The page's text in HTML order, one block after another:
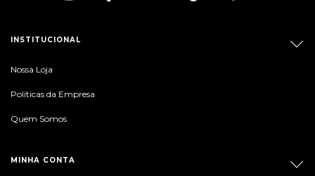
INSTITUCIONAL
Nossa Loja
Políticas da Empresa
Quem Somos
MINHA CONTA